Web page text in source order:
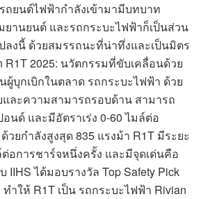
ยนต์ไฟฟ้ากำลังเข้ามามีบทบาท
านยนต์ และรถกระบะไฟฟ้าก็เป็นส่วน
ลงนี้ ด้วยสมรรถนะที่น่าทึ่งและเป็นมิตร
R1T 2025: นวัตกรรมที่ขับเคลื่อนด้วย
ผู้บุกเบิกในตลาด รถกระบะไฟฟ้า ด้วย
ละความสามารถรอบด้าน สามารถ
อนด์ และมีอัตราเร่ง 0-60 ไมล์ต่อ
วยกำลังสูงสุด 835 แรงม้า R1T มีระยะ
อการชาร์จหนึ่งครั้ง และมีจุดเด่นคือ
IIHS ได้มอบรางวัล Top Safety Pick
ำให้ R1T เป็น รถกระบะไฟฟ้า Rivian